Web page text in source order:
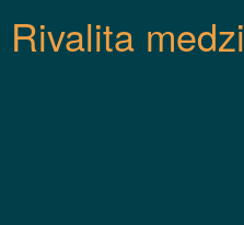
Rivalita